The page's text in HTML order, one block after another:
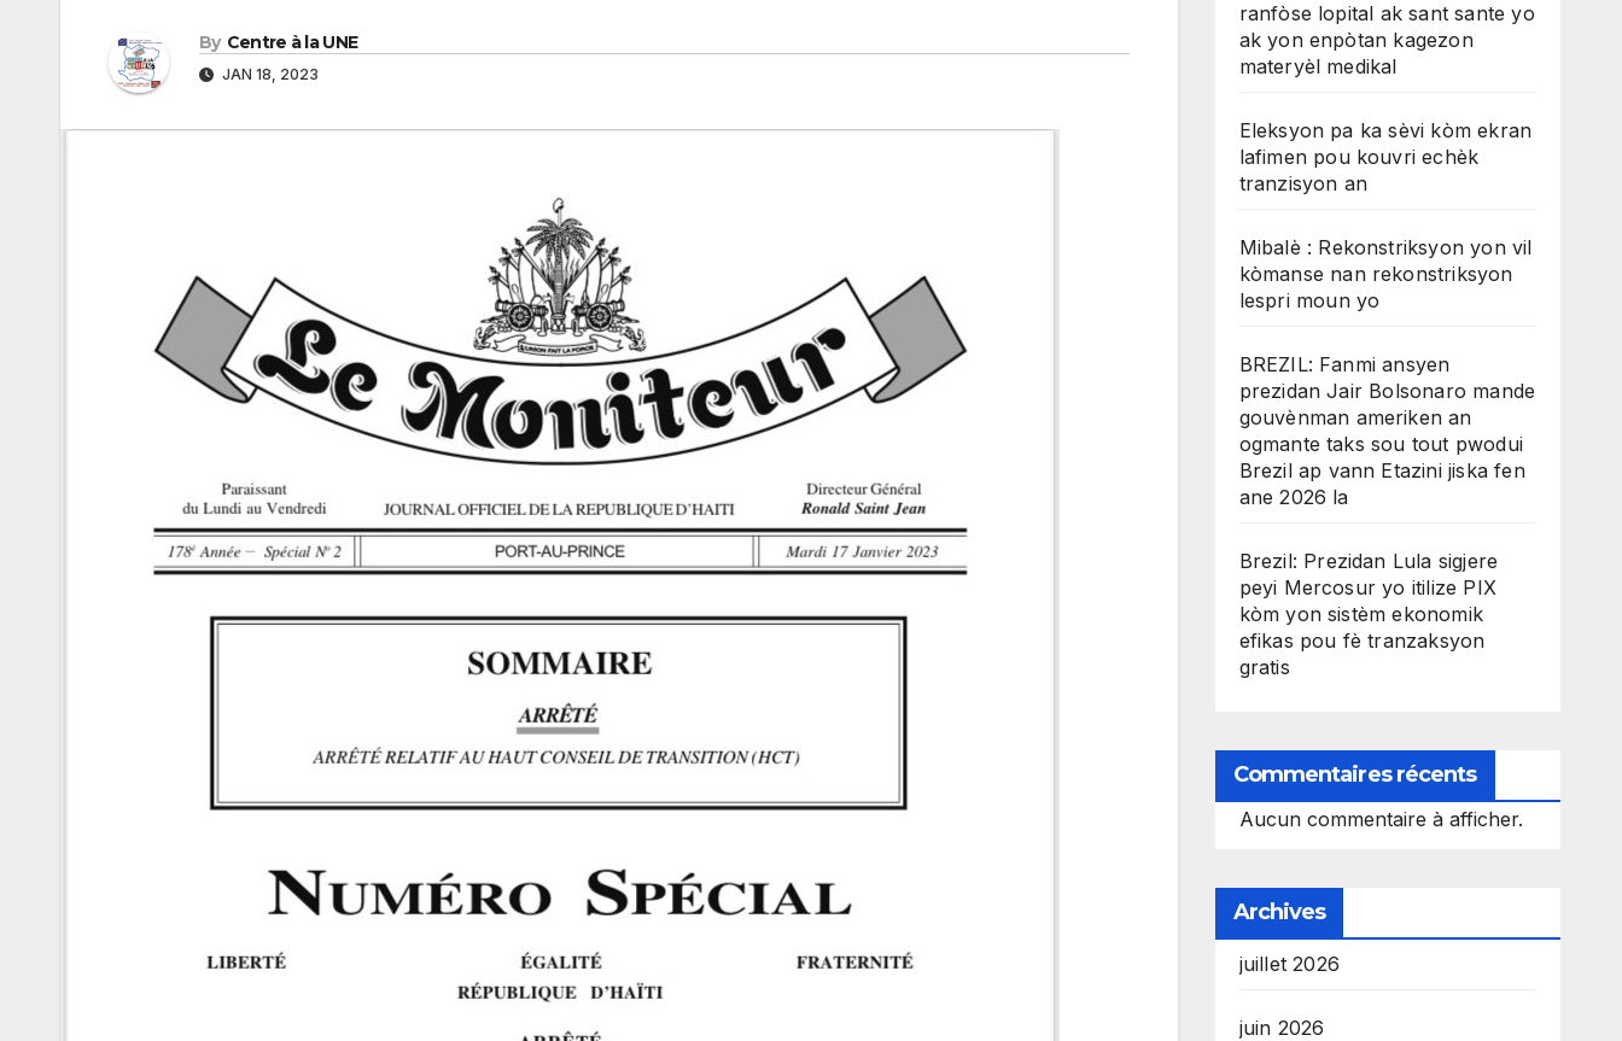
By Centre à la UNE
JAN 18, 2023
ranfòse lopital ak sant sante yo
ak yon enpòtan kagezon
materyèl medikal
Eleksyon pa ka sèvi kòm ekran
lafimen pou kouvri echèk
tranzisyon an
Mibalè : Rekonstriksyon yon vil
kòmanse nan rekonstriksyon
lespri moun yo
BREZIL: Fanmi ansyen
prezidan Jair Bolsonaro mande
gouvènman ameriken an
ogmante taks sou tout pwodui
Brezil ap vann Etazini jiska fen
ane 2026 la
Brezil: Prezidan Lula sigjere
peyi Mercosur yo itilize PIX
kòm yon sistèm ekonomik
efikas pou fè tranzaksyon
gratis
Commentaires récents
Aucun commentaire à afficher.
Archives
juillet 2026
juin 2026